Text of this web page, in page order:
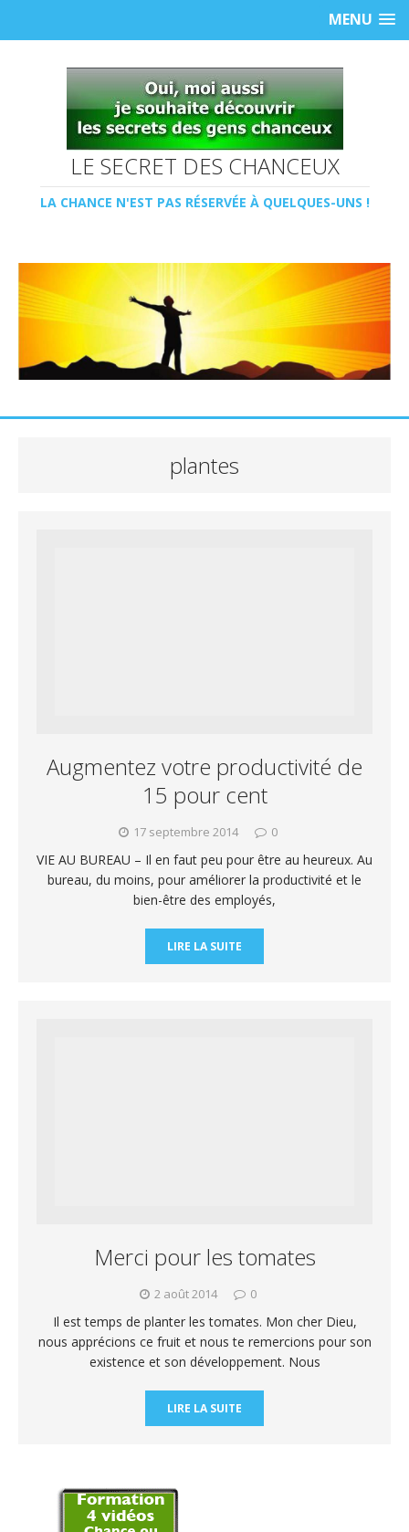
MENU
LE SECRET DES CHANCEUX
LA CHANCE N'EST PAS RÉSERVÉE À QUELQUES-UNS !
plantes
Augmentez votre productivité de
15 pour cent
17 septembre 2014 0
VIE AU BUREAU – Il en faut peu pour être au heureux. Au
bureau, du moins, pour améliorer la productivité et le
bien-être des employés,
LIRE LA SUITE
Merci pour les tomates
2 août 2014 0
Il est temps de planter les tomates. Mon cher Dieu,
nous apprécions ce fruit et nous te remercions pour son
existence et son développement. Nous
LIRE LA SUITE